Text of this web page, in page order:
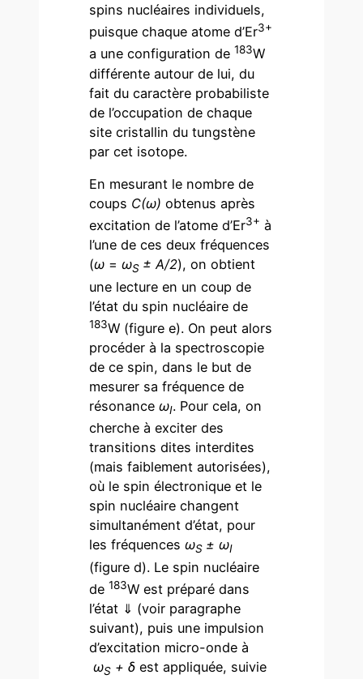
spins nucléaires individuels,
puisque chaque atome d’Er3+
a une configuration de 183W
différente autour de lui, du
fait du caractère probabiliste
de l’occupation de chaque
site cristallin du tungstène
par cet isotope.
En mesurant le nombre de
coups C(ω) obtenus après
excitation de l’atome d’Er3+ à
l’une de ces deux fréquences
(ω =ωS ± A/2), on obtient
une lecture en un coup de
l’état du spin nucléaire de
183W (figure e). On peut alors
procéder à la spectroscopie
de ce spin, dans le but de
mesurer sa fréquence de
résonanceωI. Pour cela, on
cherche à exciter des
transitions dites interdites
(mais faiblement autorisées),
où le spin électronique et le
spin nucléaire changent
simultanément d’état, pour
les fréquencesωS ± ωI
(figure d). Le spin nucléaire
de183W est préparé dans
l’état ⇓ (voir paragraphe
suivant), puis une impulsion
d’excitation micro-onde à
ωS + δ est appliquée, suivie